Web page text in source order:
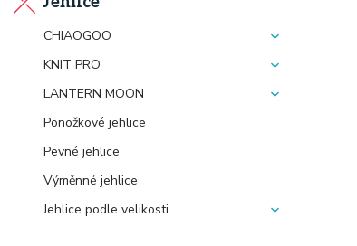
CHIAOGOO
KNIT PRO
LANTERN MOON
Ponožkové jehlice
Pevné jehlice
Výměnné jehlice
Jehlice podle velikosti